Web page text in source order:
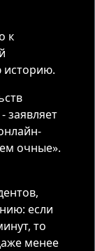
к
историю.
заявляет
очные».
если
то
менее